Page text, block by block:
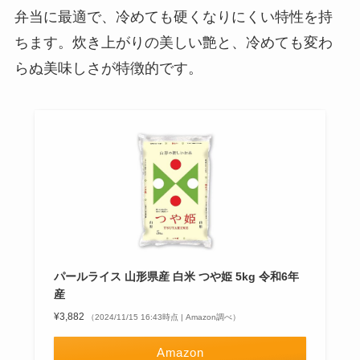
弁当に最適で、冷めても硬くなりにくい特性を持
ちます。炊き上がりの美しい艶と、冷めても変わ
らぬ美味しさが特徴的です。
パールライス 山形県産 白米 つや姫 5kg 令和6年
産
¥3,882 （2024/11/15 16:43時点 | Amazon調べ）
Amazon